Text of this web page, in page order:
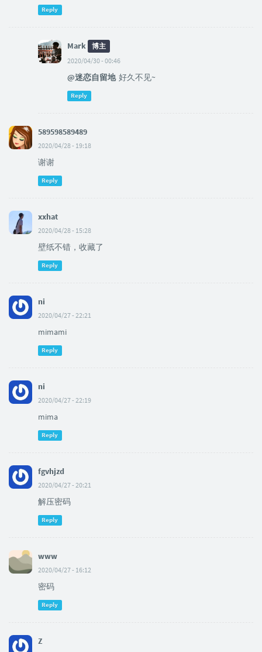
Reply
Mark
博主
2020/04/30 - 00:46
@迷恋自留地 好久不见~
Reply
589598589489
2020/04/28 - 19:18
谢谢
Reply
xxhat
2020/04/28 - 15:28
壁纸不错，收藏了
Reply
ni
2020/04/27 - 22:21
mimami
Reply
ni
2020/04/27 - 22:19
mima
Reply
fgvhjzd
2020/04/27 - 20:21
解压密码
Reply
www
2020/04/27 - 16:12
密码
Reply
Z